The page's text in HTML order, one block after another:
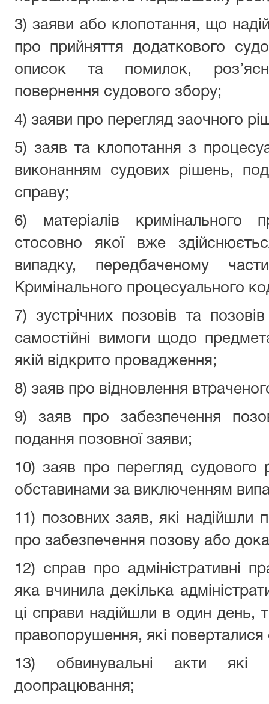
3) заяви або клопотання, що
про прийняття додаткового
описок та помилок,
повернення судового збору;
4) заяви про перегляд заочного
5) заяв та клопотання з
виконанням судових рішень,
справу;
6) матеріалів
стосовно якої вже
випадку, передбаченому
Кримінального процесуального
7) зустрічних позовів та
самостійні вимоги щодо
якій відкрито провадження;
8) заяв про відновлення
9) заяв про забезпечення
подання позовної заяви;
10) заяв про перегляд судового
обставинами за виключенням
11) позовних заяв, які надійшли
про забезпечення позову або
12) справ про адміністративні
яка вчинила декілька
ці справи надійшли в один день,
правопорушення, які
13) обвинувальні акти які
доопрацювання;